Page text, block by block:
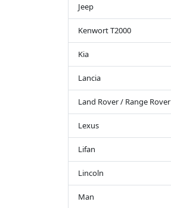
Jeep
Kenwort T2000
Kia
Lancia
Land Rover / Range Rover
Lexus
Lifan
Lincoln
Man